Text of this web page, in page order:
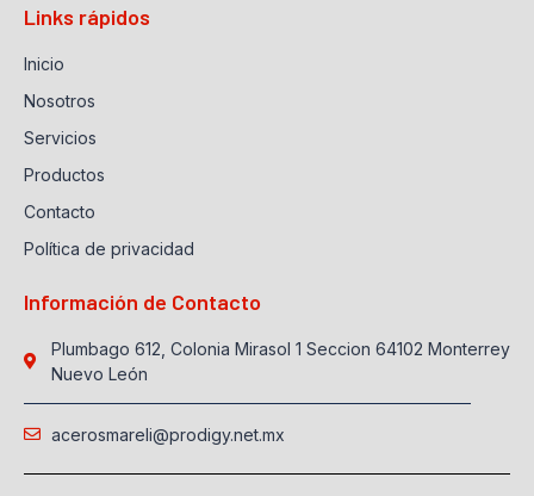
Links rápidos
Inicio
Nosotros
Servicios
Productos
Contacto
Política de privacidad
Información de Contacto
Plumbago 612, Colonia Mirasol 1 Seccion 64102 Monterrey
Nuevo León
acerosmareli@prodigy.net.mx